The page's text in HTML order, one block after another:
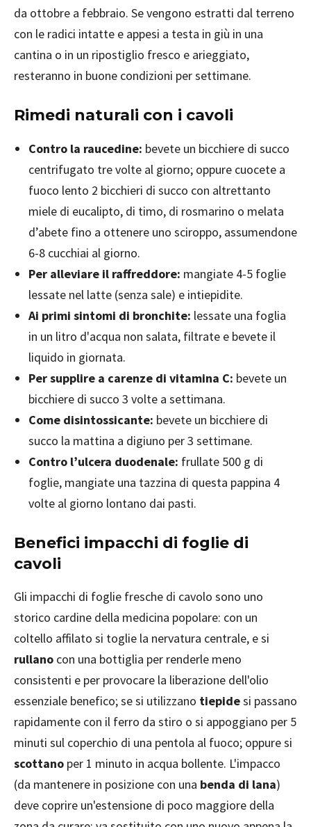
da ottobre a febbraio. Se vengono estratti dal terreno
con le radici intatte e appesi a testa in giù in una
cantina o in un ripostiglio fresco e arieggiato,
resteranno in buone condizioni per settimane.
Rimedi naturali con i cavoli
Contro la raucedine: bevete un bicchiere di succo
centrifugato tre volte al giorno; oppure cuocete a
fuoco lento 2 bicchieri di succo con altrettanto
miele di eucalipto, di timo, di rosmarino o melata
d’abete fino a ottenere uno sciroppo, assumendone
6-8 cucchiai al giorno.
Per alleviare il raffreddore: mangiate 4-5 foglie
lessate nel latte (senza sale) e intiepidite.
Ai primi sintomi di bronchite: lessate una foglia
in un litro d'acqua non salata, filtrate e bevete il
liquido in giornata.
Per supplire a carenze di vitamina C: bevete un
bicchiere di succo 3 volte a settimana.
Come disintossicante: bevete un bicchiere di
succo la mattina a digiuno per 3 settimane.
Contro l’ulcera duodenale: frullate 500 g di
foglie, mangiate una tazzina di questa pappina 4
volte al giorno lontano dai pasti.
Benefici impacchi di foglie di
cavoli
Gli impacchi di foglie fresche di cavolo sono uno
storico cardine della medicina popolare: con un
coltello affilato si toglie la nervatura centrale, e si
rullano con una bottiglia per renderle meno
consistenti e per provocare la liberazione dell'olio
essenziale benefico; se si utilizzano tiepidesi passano
rapidamente con il ferro da stiro o si appoggiano per 5
minuti sul coperchio di una pentola al fuoco; oppure si
scottano per 1 minuto in acqua bollente. L'impacco
(da mantenere in posizione con una benda di lana)
deve coprire un'estensione di poco maggiore della